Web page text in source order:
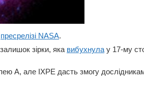
пресрелізі NASA.
зірки, яка вибухнула у 17-му
А, але IXPE дасть змогу